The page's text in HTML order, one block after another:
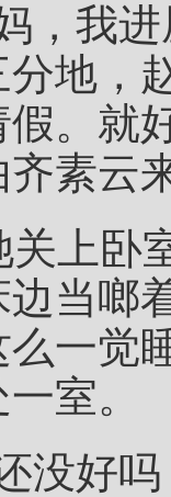
，我
分地，
假。就
齐素云
关上卧
边当啷
么一觉
室。
没好